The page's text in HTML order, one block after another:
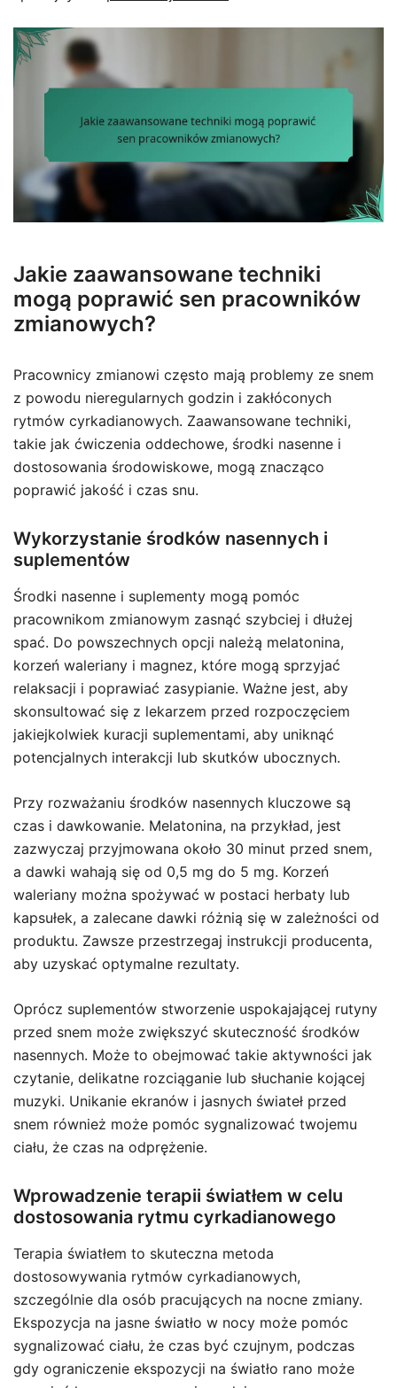
Jakie zaawansowane techniki
mogą poprawić sen pracowników
zmianowych?
Pracownicy zmianowi często mają problemy ze snem
z powodu nieregularnych godzin i zakłóconych
rytmów cyrkadianowych. Zaawansowane techniki,
takie jak ćwiczenia oddechowe, środki nasenne i
dostosowania środowiskowe, mogą znacząco
poprawić jakość i czas snu.
Wykorzystanie środków nasennych i
suplementów
Środki nasenne i suplementy mogą pomóc
pracownikom zmianowym zasnąć szybciej i dłużej
spać. Do powszechnych opcji należą melatonina,
korzeń waleriany i magnez, które mogą sprzyjać
relaksacji i poprawiać zasypianie. Ważne jest, aby
skonsultować się z lekarzem przed rozpoczęciem
jakiejkolwiek kuracji suplementami, aby uniknąć
potencjalnych interakcji lub skutków ubocznych.
Przy rozważaniu środków nasennych kluczowe są
czas i dawkowanie. Melatonina, na przykład, jest
zazwyczaj przyjmowana około 30 minut przed snem,
a dawki wahają się od 0,5 mg do 5 mg. Korzeń
waleriany można spożywać w postaci herbaty lub
kapsułek, a zalecane dawki różnią się w zależności od
produktu. Zawsze przestrzegaj instrukcji producenta,
aby uzyskać optymalne rezultaty.
Oprócz suplementów stworzenie uspokajającej rutyny
przed snem może zwiększyć skuteczność środków
nasennych. Może to obejmować takie aktywności jak
czytanie, delikatne rozciąganie lub słuchanie kojącej
muzyki. Unikanie ekranów i jasnych świateł przed
snem również może pomóc sygnalizować twojemu
ciału, że czas na odprężenie.
Wprowadzenie terapii światłem w celu
dostosowania rytmu cyrkadianowego
Terapia światłem to skuteczna metoda
dostosowywania rytmów cyrkadianowych,
szczególnie dla osób pracujących na nocne zmiany.
Ekspozycja na jasne światło w nocy może pomóc
sygnalizować ciału, że czas być czujnym, podczas
gdy ograniczenie ekspozycji na światło rano może